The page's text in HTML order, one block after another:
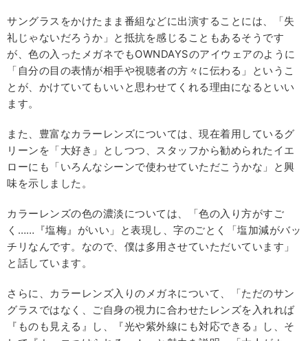
サングラスをかけたまま番組などに出演することには、「失
礼じゃないだろうか」と抵抗を感じることもあるそうです
が、色の入ったメガネでもOWNDAYSのアイウェアのように
「自分の目の表情が相手や視聴者の方々に伝わる」というこ
とが、かけていてもいいと思わせてくれる理由になるといい
ます。
また、豊富なカラーレンズについては、現在着用しているグ
リーンを「大好き」としつつ、スタッフから勧められたイエ
ローにも「いろんなシーンで使わせていただこうかな」と興
味を示しました。
カラーレンズの色の濃淡については、「色の入り方がすご
く……『塩梅』がいい」と表現し、字のごとく「塩加減がバッ
チリなんです。なので、僕は多用させていただいています」
と話しています。
さらに、カラーレンズ入りのメガネについて、「ただのサン
グラスではなく、ご自身の視力に合わせたレンズを入れれば
『ものも見える』し、『光や紫外線にも対応できる』し、そ